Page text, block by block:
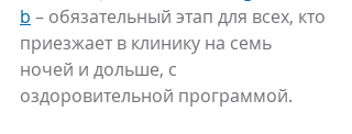
b – обязательный этап для всех, кто
приезжает в клинику на семь
ночей и дольше, с
оздоровительной программой.